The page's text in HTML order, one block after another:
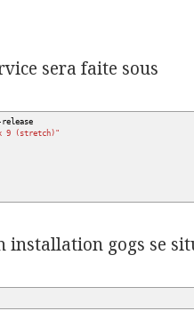
sera faite sous
release
9 (stretch)"
installation gogs se